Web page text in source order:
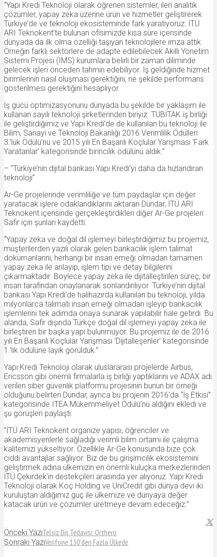
“Yapı Kredi Teknoloji olarak öğrenen sistemler, ileri analitik
çözümler, yapay zeka üzerine ürün ve hizmetler geliştirerek
Türkiye’de ve teknoloji ekosisteminde fark yaratıyoruz. İTÜ
ARI Teknokent’te bulunan ofisimizde kısa süre içerisinde
dünyada da ilk olma özelliği taşıyan teknolojilere imza attık.
Örneğin farklı sektörlere de adapte edilebilecek Akıllı Yönetim
Sistemi Projesi (IMS) kurumlara belirli bir zaman diliminde
gelecek işleri önceden tahmin edebiliyor. İş geldiğinde hizmet
birimlerinin nasıl oluşması gerektiğini, ne şekilde performans
gösterilmesi gerektiğini hesaplıyor.
İş gücü optimizasyonunu dünyada bu şekilde bir yaklaşım ile
kullanan sayılı teknoloji şirketlerinden biriyiz. TÜBİTAK iş birliği
ile geliştirdiğimiz ve Yapı Kredi’de de kullanılan bu teknoloji ile
Bilim, Sanayi ve Teknoloji Bakanlığı 2016 Verimlilik Ödülleri
3.’lük Ödülü’nü ve 2015 yılı En Başarılı Koçlular Yarışması ‘Fark
Yaratanlar’ kategorisinde birincilik ödülünü aldık.”
– “Türkiye’nin dijital bankası Yapı Kredi’yi daha da hızlandıran
teknoloji”
Ar-Ge projelerinde verimliliğe ve tüm paydaşlar için değer
yaratacak işlere odaklandıklarını aktaran Dündar, İTÜ ARI
Teknokent içerisinde gerçekleştirdikleri diğer Ar-Ge projeleri
Safir için şunları kaydetti:
“Yapay zeka ve doğal dil işlemeyi birleştirdiğimiz bu projemiz,
müşterilerden yazılı olarak gelen bankacılık işlem talimat
dokümanlarını, herhangi bir insan emeği olmadan tamamen
yapay zeka ile anlayıp, işlem tipi ve detay bilgilerini
çıkarmaktadır. Böylece yapay zeka ile dijitalleştirilen süreç, bir
insan tarafından onaylanarak sonlandırılıyor. Türkiye’nin dijital
bankası Yapı Kredi’de halihazırda kullanılan bu teknoloji, yılda
milyonlarca talimatı insan emeği olmadan işleyip bankacılık
işlemlerini tek adımda onaya sunarak yapılabilir hale getirdi. Bu
alanda, Safir dışında Türkçe doğal dil işlemeyi yapay zeka ile
birleştiren bir başka yapı bulunmuyor. Bu projemiz ile de 2016
yılı En Başarılı Koçlular Yarışması ‘Dijitalleşenler’ kategorisinde
1.’lik ödülüne layık görüldük.”
Yapı Kredi Teknoloji olarak uluslararası projelerde Airbus,
Ericsson gibi önemli firmalarla iş birliği yaptıklarını ve ADAX adı
verilen siber güvenlik platformu projesinin bunun bir örneği
olduğunu belirten Dündar, ayrıca bu projenin 2016’da “İş Etkisi”
kategorisinde ITEA Mükemmeliyet Ödülü’nü aldığını ekledi ve
şu görüşleri paylaştı:
“İTÜ ARI Teknokent organize yapısı, öğrenciler ve
akademisyenlerle sağladığı verimli bilim ortamı ile çalışma
kalitemizi yükseltiyor. Özellikle Ar-Ge konusunda bize çok
ciddi avantajlar sağlıyor. Biz de bu girişimcilik ekosistemini
geliştirmek adına ülkemizin en önemli kuluçka merkezlerinden
İTÜ Çekirdek’in destekçileri arasında yer alıyoruz. Yapı Kredi
Teknoloji olarak Koç Holding ve UniCredit gibi dünya devi iki
kuruluştan aldığımız güç ile ülkemize ve dünyaya değer
katacak ürün ve çözümler üretmeye devam edeceğiz.”
Önceki YazıTelsiz Diş Tedavisi: Orthero
Sonraki YazıVerifone 150’den Fazla Ülkede